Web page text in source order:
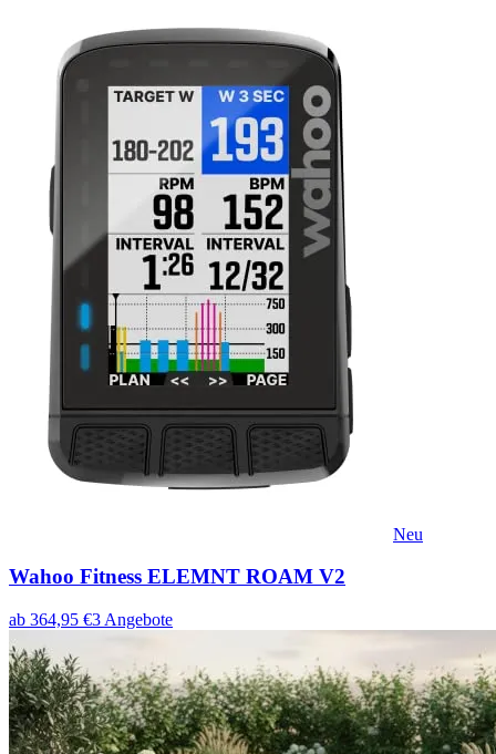
Neu
Wahoo Fitness ELEMNT ROAM V2
ab 364,95 €3 Angebote